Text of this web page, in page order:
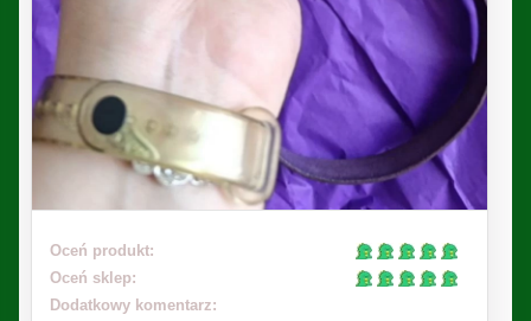
Oceń produkt:
Oceń sklep:
Dodatkowy komentarz: